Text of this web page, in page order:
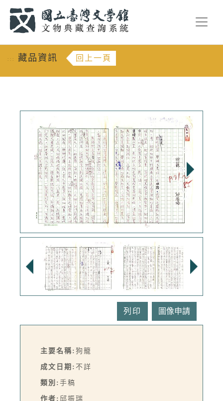
::: 藏品資訊 回上一頁
列印
主要名稱: 狗籠
成文日期: 不詳
類別: 手稿
作者: 邱振瑞